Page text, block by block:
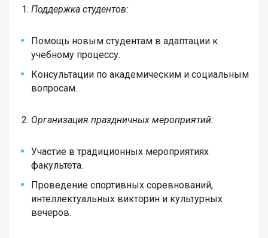
Поддержка студентов:
Помощь новым студентам в адаптации к
учебному процессу.
Консультации по академическим и социальным
вопросам.
Организация праздничных мероприятий:
Участие в традиционных мероприятиях
факультета.
Проведение спортивных соревнований,
интеллектуальных викторин и культурных
вечеров.